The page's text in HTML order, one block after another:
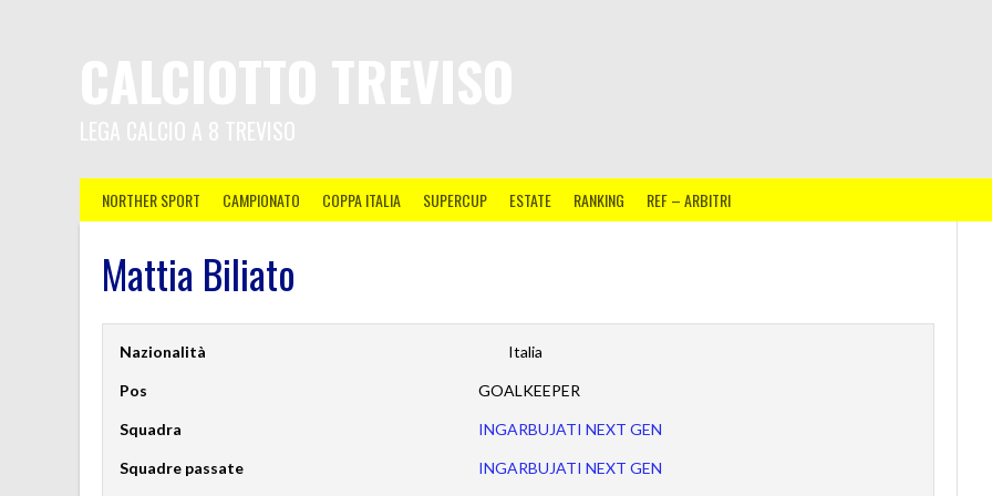
NORTHER SPORT CAMPIONATO COPPA ITALIA SUPERCUP ESTATE RANKING REF – ARBITRI
Mattia Biliato
Nazionalità Italia
Pos GOALKEEPER
Squadra INGARBUJATI NEXT GEN
Squadre passate INGARBUJATI NEXT GEN